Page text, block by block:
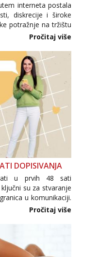
interneta postala
diskrecije i široke
potražnje na tržištu
nepouzdane
podrijetla. ...
Pročitaj više
DOPISIVANJA
u prvih 48 sati
su za stvaranje
u komunikaciji.
osobnih ili intimnih
još nije zaslužila to
Pročitaj više